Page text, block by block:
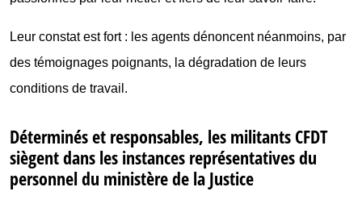
Leur constat est fort : les agents dénoncent néanmoins, par
des témoignages poignants, la dégradation de leurs
conditions de travail.
Déterminés et responsables, les militants CFDT
siègent dans les instances représentatives du
personnel du ministère de la Justice